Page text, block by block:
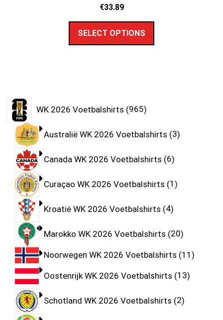
€33.89
SELECT OPTIONS
WK 2026 Voetbalshirts 965
Australië WK 2026 Voetbalshirts 3
Canada WK 2026 Voetbalshirts 6
Curaçao WK 2026 Voetbalshirts 1
Kroatië WK 2026 Voetbalshirts 4
Marokko WK 2026 Voetbalshirts 20
Noorwegen WK 2026 Voetbalshirts 11
Oostenrijk WK 2026 Voetbalshirts 13
Schotland WK 2026 Voetbalshirts 2